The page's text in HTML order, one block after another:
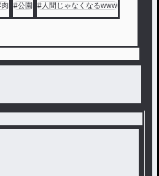
肉 #公園 # 人間じゃなくなるwww